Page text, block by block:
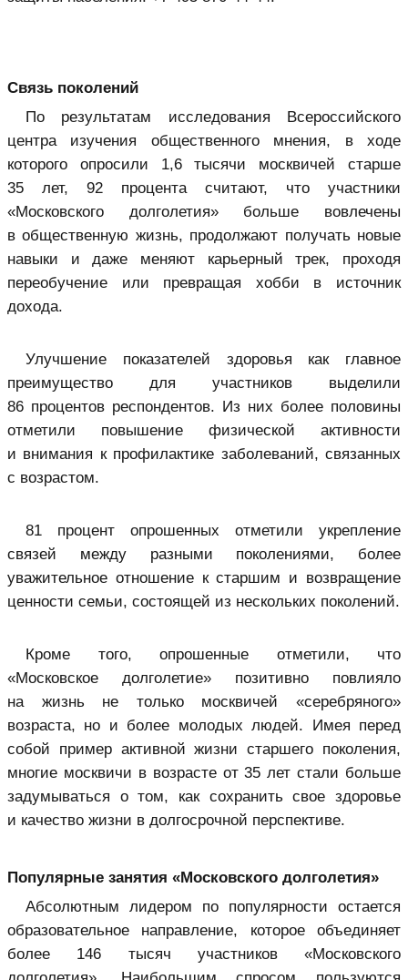
Связь поколений
По результатам исследования Всероссийского
центра изучения общественного мнения, в ходе
которого опросили 1,6 тысячи москвичей старше
35 лет, 92 процента считают, что участники
«Московского долголетия» больше вовлечены
в общественную жизнь, продолжают получать новые
навыки и даже меняют карьерный трек, проходя
переобучение или превращая хобби в источник
дохода.
Улучшение показателей здоровья как главное
преимущество для участников выделили
86 процентов респондентов. Из них более половины
отметили повышение физической активности
и внимания к профилактике заболеваний, связанных
с возрастом.
81 процент опрошенных отметили укрепление
связей между разными поколениями, более
уважительное отношение к старшим и возвращение
ценности семьи, состоящей из нескольких поколений.
Кроме того, опрошенные отметили, что
«Московское долголетие» позитивно повлияло
на жизнь не только москвичей «серебряного»
возраста, но и более молодых людей. Имея перед
собой пример активной жизни старшего поколения,
многие москвичи в возрасте от 35 лет стали больше
задумываться о том, как сохранить свое здоровье
и качество жизни в долгосрочной перспективе.
Популярные занятия «Московского долголетия»
Абсолютным лидером по популярности остается
образовательное направление, которое объединяет
более 146 тысяч участников «Московского